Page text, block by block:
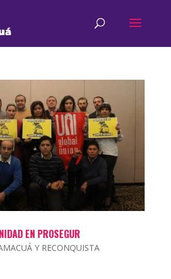
EN PROSEGUR
Y RECONQUISTA